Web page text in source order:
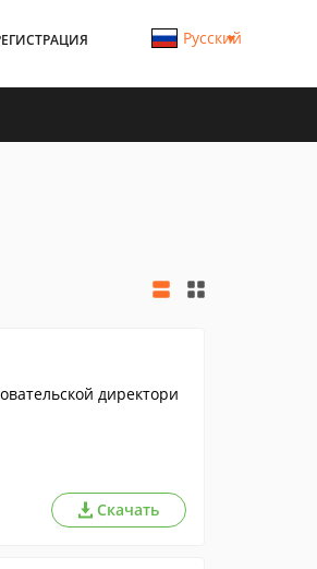
Русский
директори
Скачать